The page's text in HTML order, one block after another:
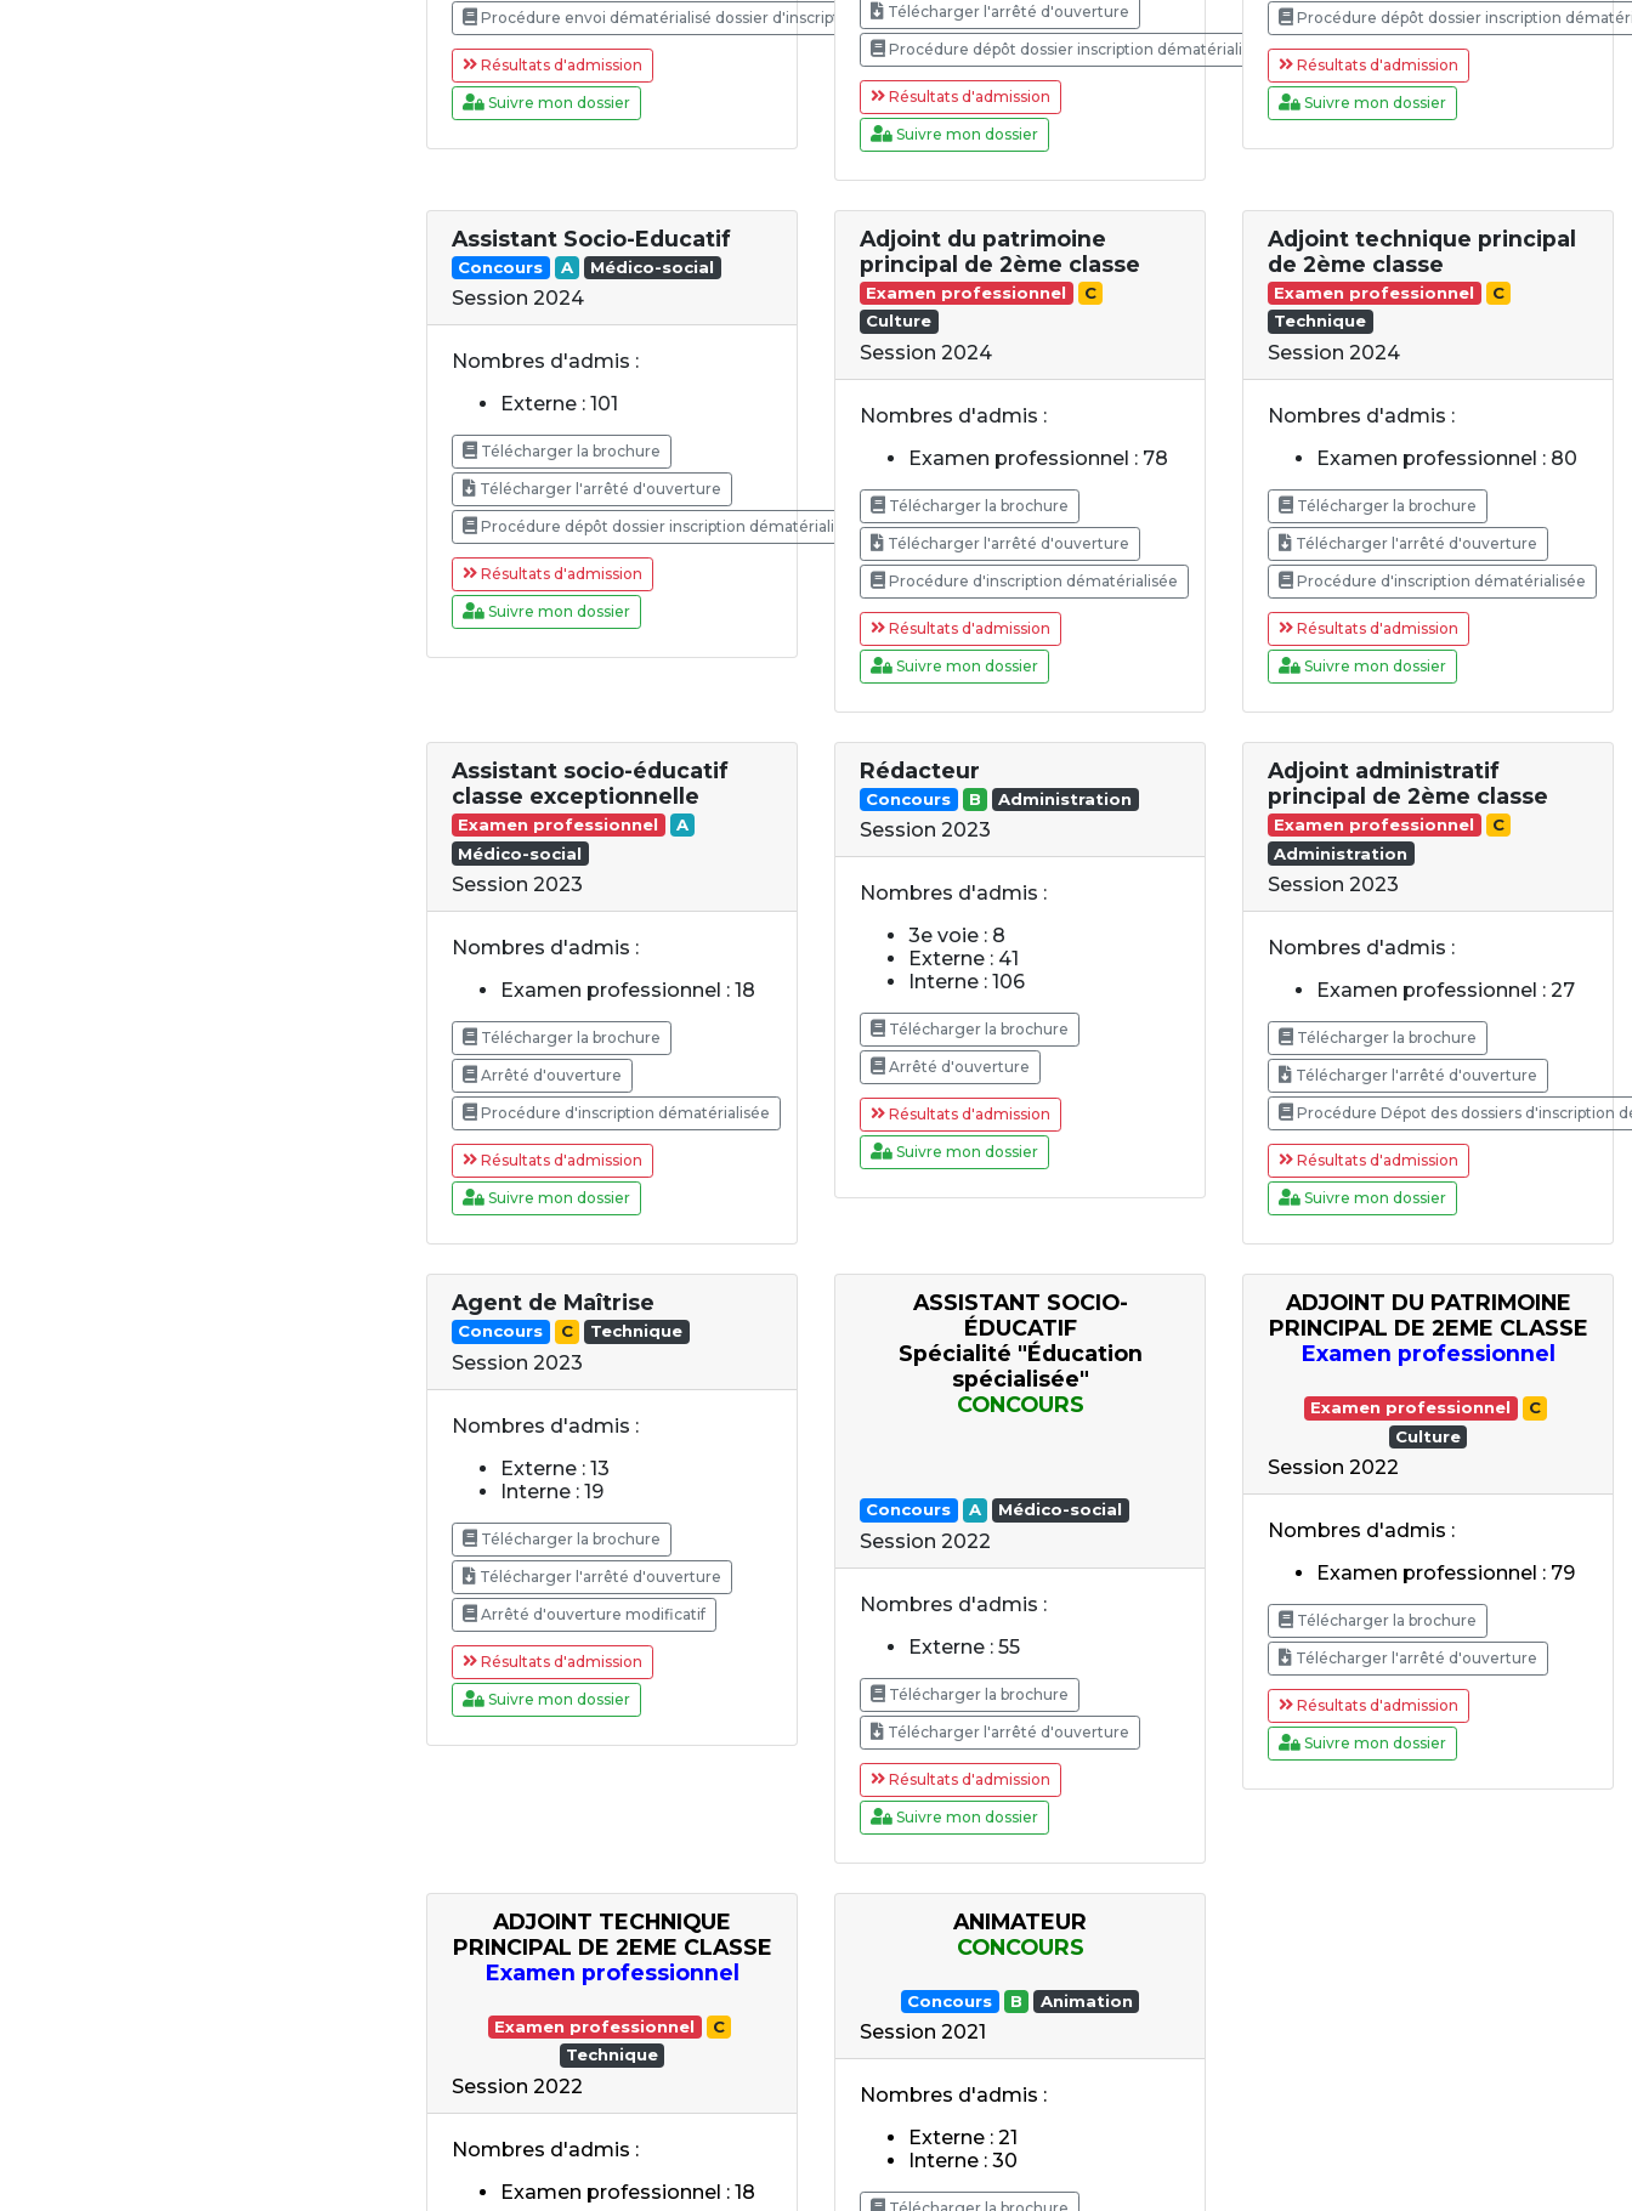
Procédure envoi dématérialisé dossier d'inscriptio..
Résultats d'admission
Suivre mon dossier
Télécharger l'arrêté d'ouverture
Procédure dépôt dossier inscription dématérialisée
Résultats d'admission
Suivre mon dossier
Procédure dépôt dossier inscription
Résultats d'admission
Suivre mon dossier
Assistant Socio-Educatif
Concours A Médico-social
Session 2024
Nombres d'admis :
Externe : 101
Télécharger la brochure
Télécharger l'arrêté d'ouverture
Procédure dépôt dossier inscription dématérialisé
Résultats d'admission
Suivre mon dossier
Adjoint du patrimoine
principal de 2ème classe
Examen professionnel
C
Culture
Session 2024
Nombres d'admis :
Examen professionnel : 78
Télécharger la brochure
Télécharger l'arrêté d'ouverture
Procédure d'inscription dématérialisée
Résultats d'admission
Suivre mon dossier
Adjoint technique principal
de 2ème classe
Examen professionnel
C
Technique
Session 2024
Nombres d'admis :
Examen professionnel : 80
Télécharger la brochure
Télécharger l'arrêté d'ouverture
Procédure d'inscription dématérialisée
Résultats d'admission
Suivre mon dossier
Assistant socio-éducatif
classe exceptionnelle
Examen professionnel
A
Médico-social
Session 2023
Nombres d'admis :
Examen professionnel : 18
Télécharger la brochure
Arrêté d'ouverture
Procédure d'inscription dématérialisée
Résultats d'admission
Suivre mon dossier
Rédacteur
Concours B Administration
Session 2023
Nombres d'admis :
3e voie : 8
Externe : 41
Interne : 106
Télécharger la brochure
Arrêté d'ouverture
Résultats d'admission
Suivre mon dossier
Adjoint administratif
principal de 2ème classe
Examen professionnel
C
Administration
Session 2023
Nombres d'admis :
Examen professionnel : 27
Télécharger la brochure
Télécharger l'arrêté d'ouverture
Procédure Dépot des dossiers d'inscription
Résultats d'admission
Suivre mon dossier
Agent de Maîtrise
Concours C Technique
Session 2023
Nombres d'admis :
Externe : 13
Interne : 19
Télécharger la brochure
Télécharger l'arrêté d'ouverture
Arrêté d'ouverture modificatif
Résultats d'admission
Suivre mon dossier
ASSISTANT SOCIO-
ÉDUCATIF
Spécialité "Éducation
spécialisée"
CONCOURS
Concours A Médico-social
Session 2022
Nombres d'admis :
Externe : 55
Télécharger la brochure
Télécharger l'arrêté d'ouverture
Résultats d'admission
Suivre mon dossier
ADJOINT DU PATRIMOINE
PRINCIPAL DE 2EME CLASSE
Examen professionnel
Examen professionnel
C
Culture
Session 2022
Nombres d'admis :
Examen professionnel : 79
Télécharger la brochure
Télécharger l'arrêté d'ouverture
Résultats d'admission
Suivre mon dossier
ADJOINT TECHNIQUE
PRINCIPAL DE 2EME CLASSE
Examen professionnel
Examen professionnel
C
Technique
Session 2022
Nombres d'admis :
Examen professionnel : 18
ANIMATEUR
CONCOURS
Concours B Animation
Session 2021
Nombres d'admis :
Externe : 21
Interne : 30